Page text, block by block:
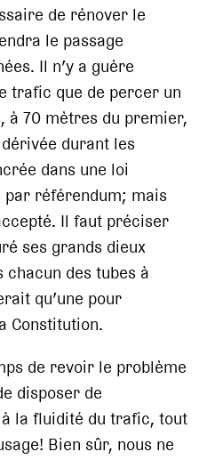
de rénover le
le passage
Il n’y a guère
trafic que de percer un
à 70 mètres du premier,
durant les
dans une loi
référendum; mais
Il faut préciser
ses grands dieux
chacun des tubes à
qu’une pour
Constitution.
de revoir le problème
disposer de
la fluidité du trafic, tout
Bien sûr, nous ne